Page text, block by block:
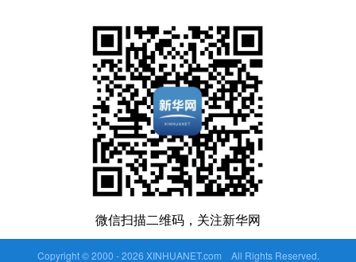
微信扫描二维码，关注新华网
Copyright © 2000 -2026 XINHUANET.com All Rights Reserved.